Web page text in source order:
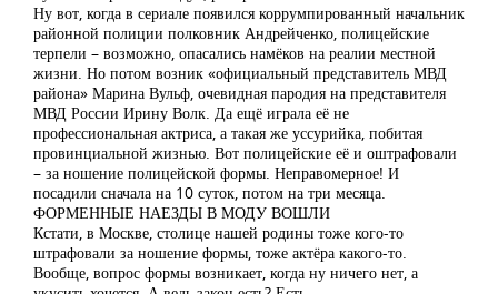
Ну вот, когда в сериале появился коррумпированный начальник
районной полиции полковник Андрейченко, полицейские
терпели – возможно, опасались намёков на реалии местной
жизни. Но потом возник «официальный представитель МВД
района» Марина Вульф, очевидная пародия на представителя
МВД России Ирину Волк. Да ещё играла её не
профессиональная актриса, а такая же уссурийка, побитая
провинциальной жизнью. Вот полицейские её и оштрафовали
– за ношение полицейской формы. Неправомерное! И
посадили сначала на 10 суток, потом на три месяца.
ФОРМЕННЫЕ НАЕЗДЫ В МОДУ ВОШЛИ
Кстати, в Москве, столице нашей родины тоже кого-то
штрафовали за ношение формы, тоже актёра какого-то.
Вообще, вопрос формы возникает, когда ну ничего нет, а